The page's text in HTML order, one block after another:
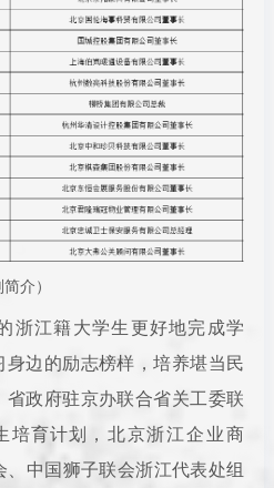
介）
浙江籍大学生更好地完成学
边的励志榜样，培养堪当民
政府驻京办联合省关工委联
培育计划， 北京浙江企业商
中国狮子联会浙江代表处组